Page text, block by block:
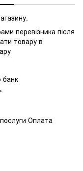
перевізника після
товару в
банк
Оплата